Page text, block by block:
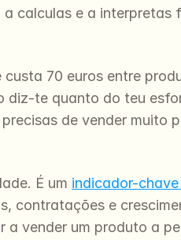
calculas e a
70 euros entre
diz-te quanto do teu
de vender muito
É um indicador-
contratações e
vender um produto a